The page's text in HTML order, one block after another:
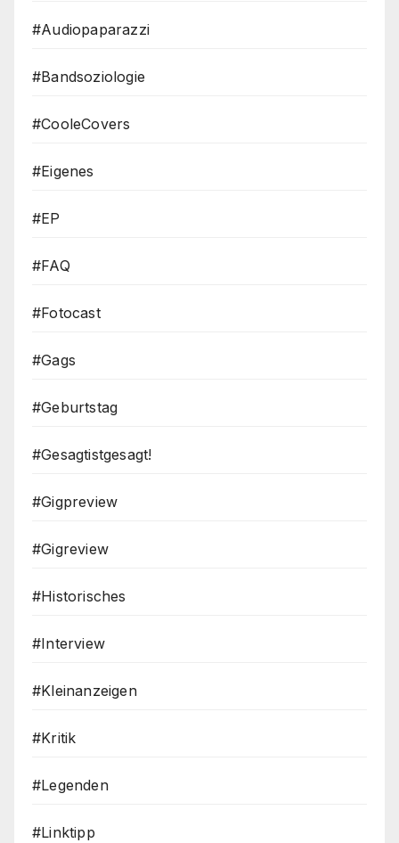
#Audiopaparazzi
#Bandsoziologie
#CooleCovers
#Eigenes
#EP
#FAQ
#Fotocast
#Gags
#Geburtstag
#Gesagtistgesagt!
#Gigpreview
#Gigreview
#Historisches
#Interview
#Kleinanzeigen
#Kritik
#Legenden
#Linktipp